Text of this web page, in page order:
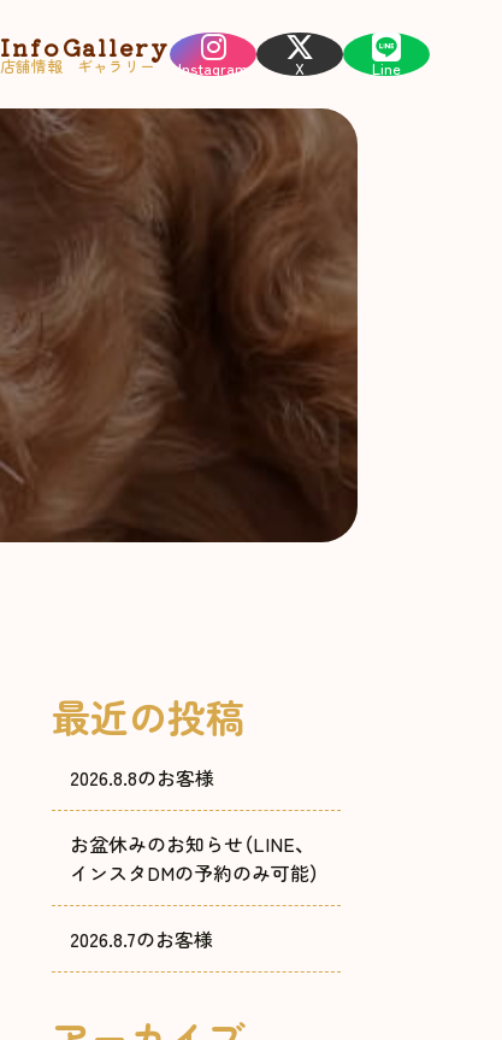
店舗情報
Info
ギャラリー
Gallery
Instagram X Line
最近の投稿
2026.8.8のお客様
お盆休みのお知らせ（LINE、
インスタDMの予約のみ可能）
2026.8.7のお客様